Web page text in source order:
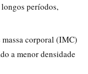
períodos,
corporal (IMC)
a menor densidade